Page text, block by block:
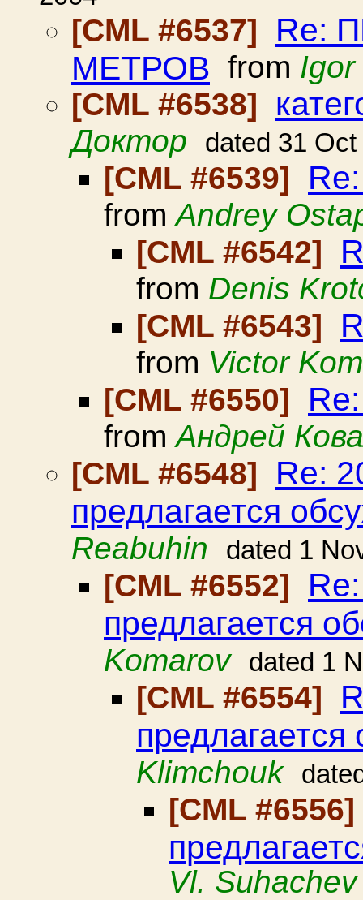
[CML #6537] Re:
МЕТРОВ from
[CML #6538]
Доктор dated 31
[CML #6539]
fromAndrey
[CML #6542]
from Denis
[CML #6543]
from Victor
[CML #6550]
fromАндрей
[CML #6548]
Re:
предлагается
Reabuhin dated 1
[CML #6552]
предлагается
Komarov dated 1
[CML #6554]
Klimchouk
[CML #6556]
Vl. Suhachev